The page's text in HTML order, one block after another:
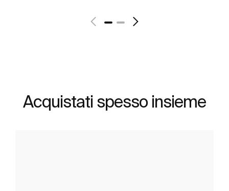
Acquistati spesso insieme